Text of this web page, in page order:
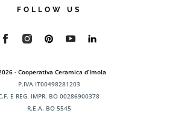
FOLLOW US
- Cooperativa Ceramica d’Imola
P.IVA IT00498281203
E REG. IMPR. BO 00286900378
R.E.A. BO 5545